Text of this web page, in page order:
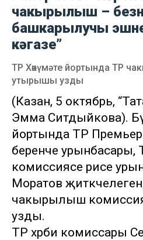
чакырылыш –
башкарылучы
кәгазе”
ТР Хөкүмәте йортында ТР
утырышы узды
(Казан, 5 октябрь,
Эмма Ситдыйкова).
йортында ТР
беренче
комиссиясе рәисе
Моратов
чакырылыш
узды.
ТР хәрби комиссары